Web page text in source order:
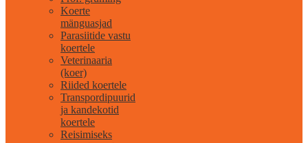
Koerte
mänguasjad
Parasiitide vastu
koertele
Veterinaaria
(koer)
Riided koertele
Transpordipuurid
ja kandekotid
koertele
Reisimiseks